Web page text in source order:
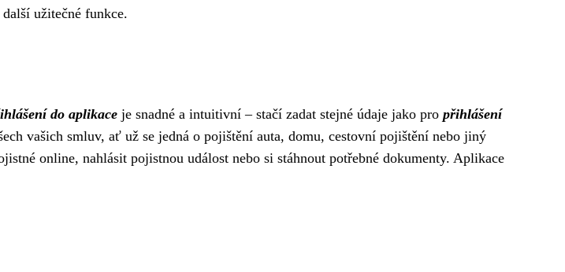
užitečné funkce.
do aplikace je snadné a intuitivní – stačí zadat stejné údaje jako pro přihlášení
vašich smluv, ať už se jedná o pojištění auta, domu, cestovní pojištění nebo jiný
online, nahlásit pojistnou událost nebo si stáhnout potřebné dokumenty. Aplikace